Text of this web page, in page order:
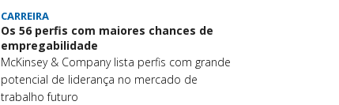
CARREIRA
Os 56 perfis com maiores chances de
empregabilidade
McKinsey & Company lista perfis com grande
potencial de liderança no mercado de
trabalho futuro